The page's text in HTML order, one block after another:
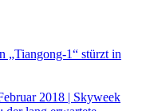
„Tiangong-1“ stürzt in
2018 | Skyweek